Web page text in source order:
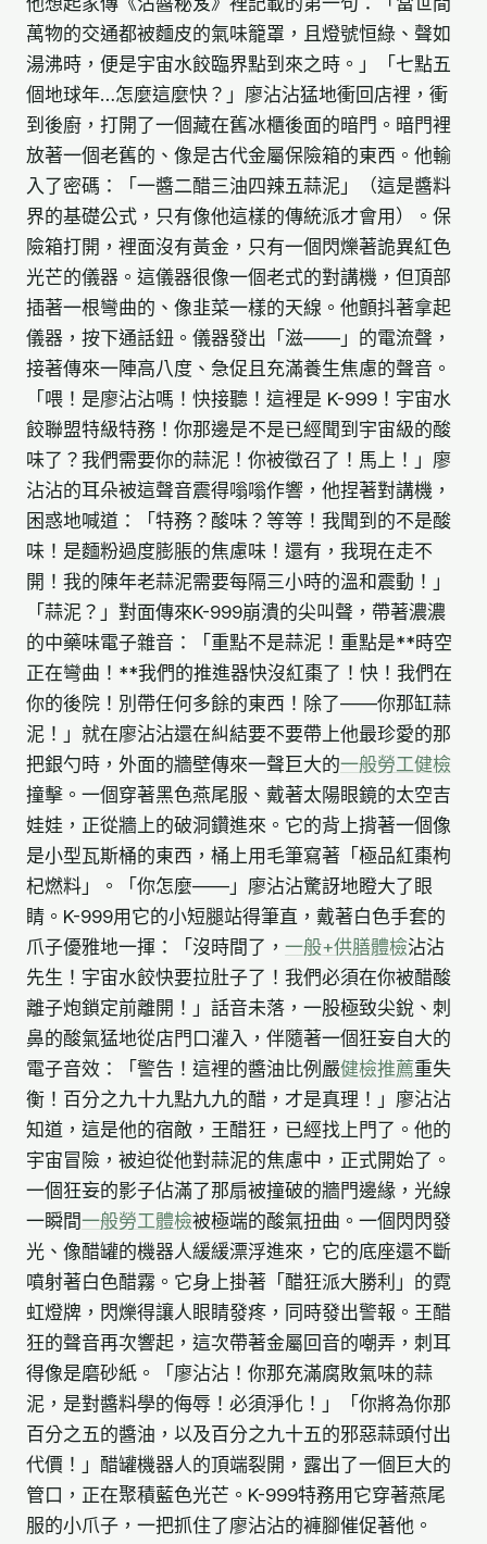
萬物的交通都被麵皮的氣味籠罩，且燈號恒綠、聲如
湯沸時，便是宇宙水餃臨界點到來之時。」「七點五
個地球年…怎麼這麼快？」廖沾沾猛地衝回店裡，衝
到後廚，打開了一個藏在舊冰櫃後面的暗門。暗門裡
放著一個老舊的、像是古代金屬保險箱的東西。他輸
入了密碼：「一醬二醋三油四辣五蒜泥」（這是醬料
界的基礎公式，只有像他這樣的傳統派才會用）。保
險箱打開，裡面沒有黃金，只有一個閃爍著詭異紅色
光芒的儀器。這儀器很像一個老式的對講機，但頂部
插著一根彎曲的、像韭菜一樣的天線。他顫抖著拿起
儀器，按下通話鈕。儀器發出「滋——」的電流聲，
接著傳來一陣高八度、急促且充滿養生焦慮的聲音。
「喂！是廖沾沾嗎！快接聽！這裡是 K-999！宇宙水
餃聯盟特級特務！你那邊是不是已經聞到宇宙級的酸
味了？我們需要你的蒜泥！你被徵召了！馬上！」廖
沾沾的耳朵被這聲音震得嗡嗡作響，他捏著對講機，
困惑地喊道：「特務？酸味？等等！我聞到的不是酸
味！是麵粉過度膨脹的焦慮味！還有，我現在走不
開！我的陳年老蒜泥需要每隔三小時的溫和震動！」
「蒜泥？」對面傳來K-999崩潰的尖叫聲，帶著濃濃
的中藥味電子雜音：「重點不是蒜泥！重點是**時空
正在彎曲！**我們的推進器快沒紅棗了！快！我們在
你的後院！別帶任何多餘的東西！除了——你那缸蒜
泥！」就在廖沾沾還在糾結要不要帶上他最珍愛的那
把銀勺時，外面的牆壁傳來一聲巨大的一般勞工健檢
撞擊。一個穿著黑色燕尾服、戴著太陽眼鏡的太空吉
娃娃，正從牆上的破洞鑽進來。它的背上揹著一個像
是小型瓦斯桶的東西，桶上用毛筆寫著「極品紅棗枸
杞燃料」。「你怎麼——」廖沾沾驚訝地瞪大了眼
睛。K-999用它的小短腿站得筆直，戴著白色手套的
爪子優雅地一揮：「沒時間了， 一般+供膳體檢沾沾
先生！宇宙水餃快要拉肚子了！我們必須在你被醋酸
離子炮鎖定前離開！」話音未落，一股極致尖銳、刺
鼻的酸氣猛地從店門口灌入，伴隨著一個狂妄自大的
電子音效：「警告！這裡的醬油比例嚴健檢推薦重失
衡！百分之九十九點九九的醋，才是真理！」廖沾沾
知道，這是他的宿敵，王醋狂，已經找上門了。他的
宇宙冒險，被迫從他對蒜泥的焦慮中，正式開始了。
一個狂妄的影子佔滿了那扇被撞破的牆門邊緣，光線
一瞬間一般勞工體檢被極端的酸氣扭曲。一個閃閃發
光、像醋罐的機器人緩緩漂浮進來，它的底座還不斷
噴射著白色醋霧。它身上掛著「醋狂派大勝利」的霓
虹燈牌，閃爍得讓人眼睛發疼，同時發出警報。王醋
狂的聲音再次響起，這次帶著金屬回音的嘲弄，刺耳
得像是磨砂紙。「廖沾沾！你那充滿腐敗氣味的蒜
泥，是對醬料學的侮辱！必須淨化！」「你將為你那
百分之五的醬油，以及百分之九十五的邪惡蒜頭付出
代價！」醋罐機器人的頂端裂開，露出了一個巨大的
管口，正在聚積藍色光芒。K-999特務用它穿著燕尾
服的小爪子，一把抓住了廖沾沾的褲腳催促著他。